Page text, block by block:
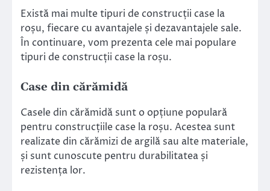
Există mai multe tipuri de construcții case la
roșu, fiecare cu avantajele și dezavantajele sale.
În continuare, vom prezenta cele mai populare
tipuri de construcții case la roșu.
Case din cărămidă
Casele din cărămidă sunt o opțiune populară
pentru construcțiile case la roșu. Acestea sunt
realizate din cărămizi de argilă sau alte materiale,
și sunt cunoscute pentru durabilitatea și
rezistența lor.